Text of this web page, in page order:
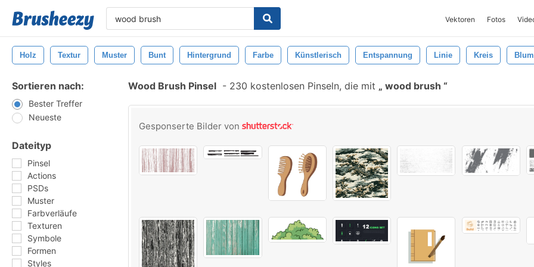
Vektoren Fotos
Holz Textur Muster Bunt Hintergrund Farbe Künstlerisch Entspannung Linie Kreis
Sortieren nach:
Bester Treffer
Neueste
Dateityp
Pinsel
Actions
PSDs
Muster
Farbverläufe
Texturen
Symbole
Formen
Styles
Wood Brush Pinsel - 230 kostenlosen Pinseln, die mit wood brush
Gesponserte Bilder von